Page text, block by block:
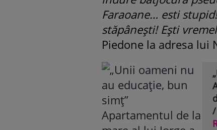
Faraoane… esti
stăpânești! Ești
Piedone la adresa lui
/